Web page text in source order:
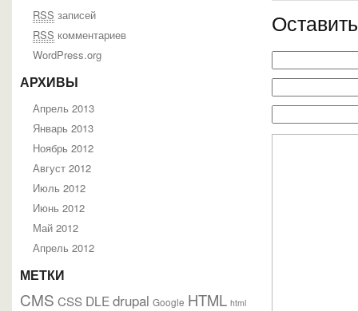
RSS записей
RSS комментариев
WordPress.org
АРХИВЫ
Апрель 2013
Январь 2013
Ноябрь 2012
Август 2012
Июль 2012
Июнь 2012
Май 2012
Апрель 2012
МЕТКИ
CMS CSS DLEdrupal Google HTML html